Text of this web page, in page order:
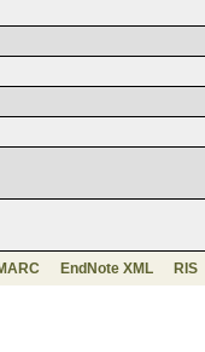
EndNote XML RIS